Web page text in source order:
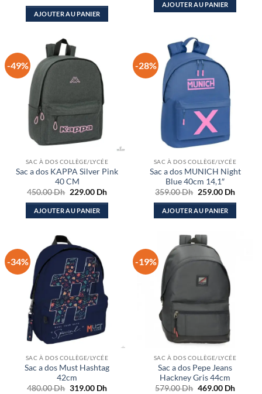
AJOUTER AU PANIER
était :
AJOUTER AU PANIER
-49%
SAC À DOS COLLÈGE/LYCÉE
Sac a dos KAPPA Silver Pink
40 CM
450.00Dh Le
initial
était :
229.00 DhLe
actuel
AJOUTER AU PANIER
-28%
SAC À DOS COLLÈGE/LYCÉE
Sac a dos MUNICH Night
Blue 40cm 14,1″
359.00Dh Le
initial
était :
259.00 DhLe
actuel
AJOUTER AU PANIER
-34%
SAC À DOS COLLÈGE/LYCÉE
Sac a dos Must Hashtag
42cm
480.00Dh Le
319.00 DhLe
-19%
SAC À DOS COLLÈGE/LYCÉE
Sac a dos Pepe Jeans
Hackney Gris 44cm
579.00Dh Le
469.00 DhLe